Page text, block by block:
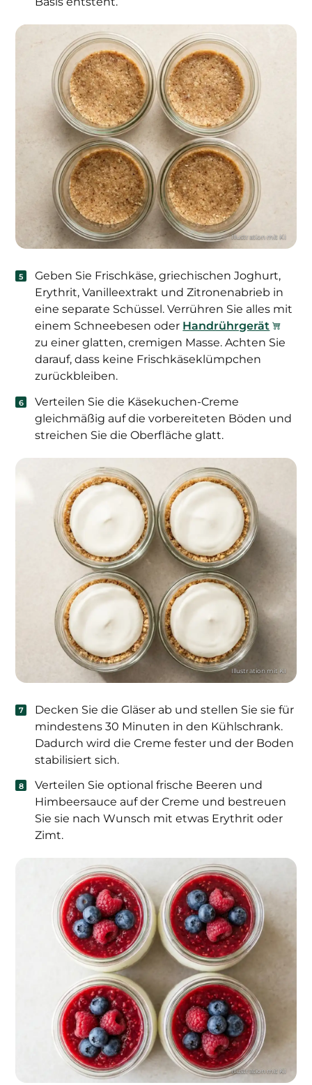
Geben Sie Frischkäse, griechischen Joghurt,
Erythrit, Vanilleextrakt und Zitronenabrieb in
eine separate Schüssel. Verrühren Sie alles mit
einem Schneebesen oder Handrührgerät
zu einer glatten, cremigen Masse. Achten Sie
darauf, dass keine Frischkäseklümpchen
zurückbleiben.
Verteilen Sie die Käsekuchen-Creme
gleichmäßig auf die vorbereiteten Böden und
streichen Sie die Oberfläche glatt.
Decken Sie die Gläser ab und stellen Sie sie für
mindestens 30 Minuten in den Kühlschrank.
Dadurch wird die Creme fester und der Boden
stabilisiert sich.
Verteilen Sie optional frische Beeren und
Himbeersauce auf der Creme und bestreuen
Sie sie nach Wunsch mit etwas Erythrit oder
Zimt.